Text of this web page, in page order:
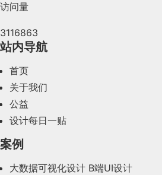
2024年4月(44)
2024年2月(58)
访问量
3116863
站内导航
首页
关于我们
公益
设计每日一贴
案例
大数据可视化设计 B端UI设计